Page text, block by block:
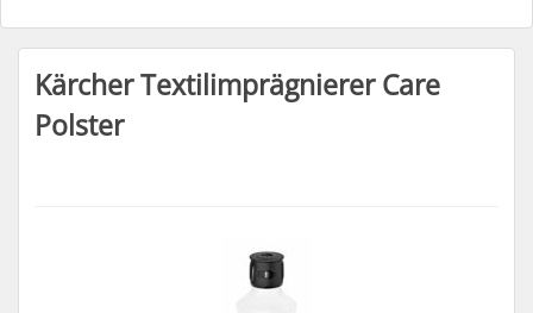
Kärcher Textilimprägnierer Care
Polster